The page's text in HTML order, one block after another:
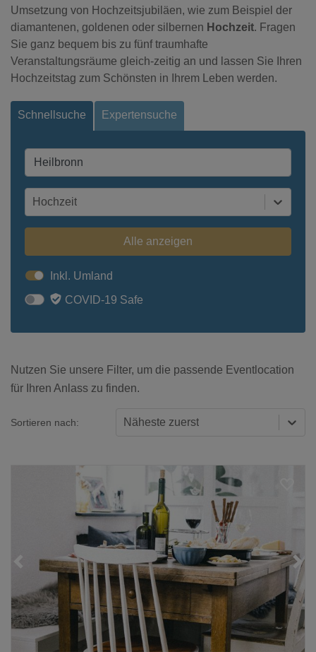
Umsetzung von Hochzeitsjubiläen, wie zum Beispiel der
diamantenen, goldenen oder silbernen Hochzeit. Fragen
Sie ganz bequem bis zu fünf traumhafte
Veranstaltungsräume gleich-zeitig an und lassen Sie Ihren
Hochzeitstag zum Schönsten in Ihrem Leben werden.
Schnellsuche Expertensuche
Hochzeit
Alle anzeigen
Inkl. Umland
COVID-19 Safe
Nutzen Sie unsere Filter, um die passende Eventlocation
für Ihren Anlass zu finden.
Sortieren nach: Näheste zuerst
Loading...